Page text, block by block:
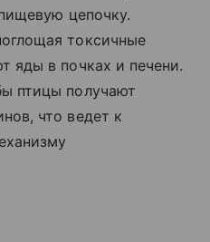
цепочку.
токсичные
яды в почках и печени.
птицы получают
что ведет к